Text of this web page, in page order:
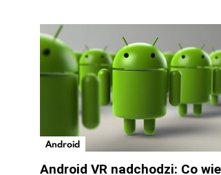
Android
Android VR nadchodzi: Co